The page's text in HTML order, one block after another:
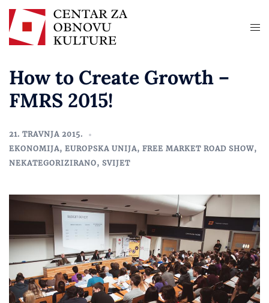
How to Create Growth –
FMRS 2015!
21. TRAVNJA 2015.
EKONOMIJA, EUROPSKA UNIJA, FREE MARKET ROAD SHOW,
NEKATEGORIZIRANO, SVIJET